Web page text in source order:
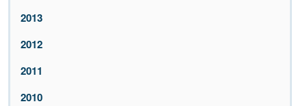
2013
2012
2011
2010